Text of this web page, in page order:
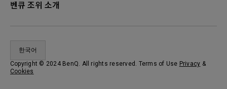
벤큐 조위 소개
Copyright © 2024 BenQ. All rights reserved. Terms of Use Privacy &
Cookies
한국어